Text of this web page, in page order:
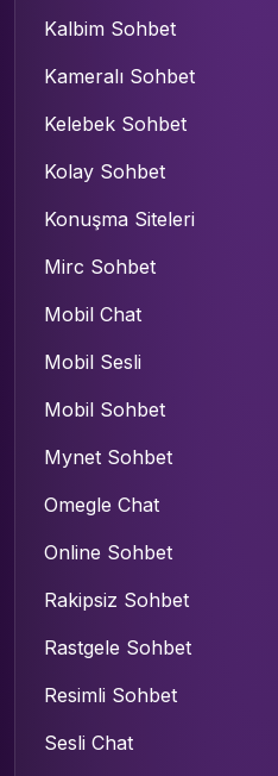
Kalbim Sohbet
Kameralı Sohbet
Kelebek Sohbet
Kolay Sohbet
Konuşma Siteleri
Mirc Sohbet
Mobil Chat
Mobil Sesli
Mobil Sohbet
Mynet Sohbet
Omegle Chat
Online Sohbet
Rakipsiz Sohbet
Rastgele Sohbet
Resimli Sohbet
Sesli Chat